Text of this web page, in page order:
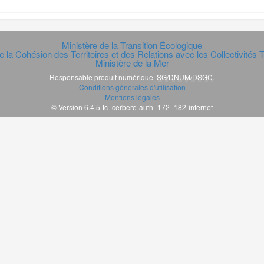
Ministère de la Transition Écologique
la Cohésion des Territoires et des Relations avec les Collectivités
Ministère de la Mer
Responsable produit numérique SG/DNUM/DSGC
Conditions générales d'utilisation
Mentions légales
© Version 6.4.5-tc_cerbere-auth_172_182-internet